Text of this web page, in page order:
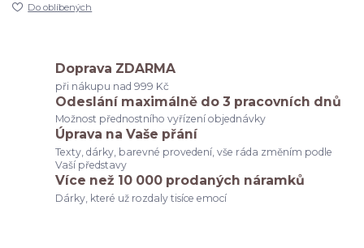
Do oblíbených
Doprava ZDARMA
při nákupu nad 999 Kč
Odeslání maximálně do 3 pracovních dnů
Možnost přednostního vyřízení objednávky
Úprava na Vaše přání
Texty, dárky, barevné provedení, vše ráda změním podle
Vaší představy
Více než 10 000 prodaných náramků
Dárky, které už rozdaly tisíce emocí